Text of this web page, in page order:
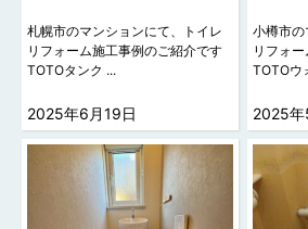
札幌市のマンションにて、トイレ
リフォーム施工事例のご紹介です
TOTOタンク ...
2025年6月19日
小樽市
リフォ
TOTOウ
2025年